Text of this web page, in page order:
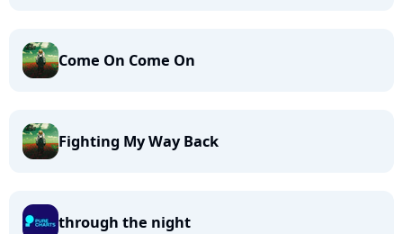
Come On Come On
Fighting My Way Back
through the night